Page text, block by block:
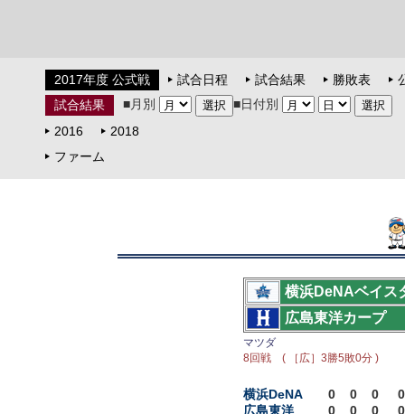
2017年度 公式戦 試合日程 試合結果 勝敗表
試合結果
■月別
■日付別
2016
2018
ファーム
横浜DeNAベイス
広島東洋カープ
マツダ
8回戦 ( ［広］3勝5敗0分 )
横浜DeNA 0 0 0
0
広島東洋
0 0 0 0